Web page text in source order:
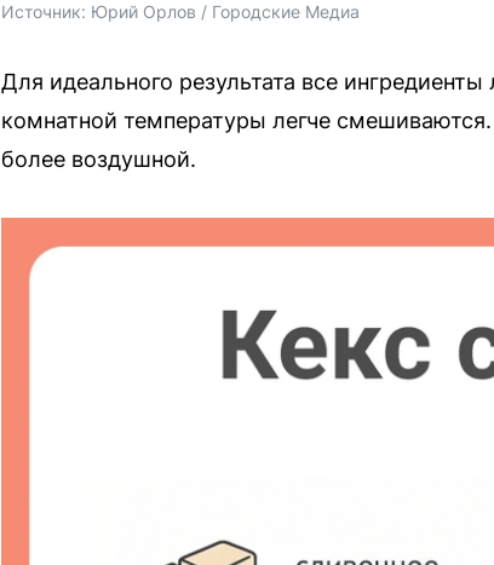
Источник: Юрий Орлов / Городские Медиа
Для идеального результата все
комнатной температуры легче
более воздушной.